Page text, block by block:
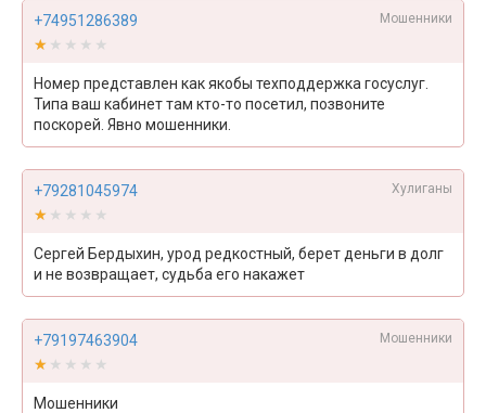
+74951286389 Мошенники
★★★★★
★★★★★
Номер представлен как якобы техподдержка госуслуг.
Типа ваш кабинет там кто-то посетил, позвоните
поскорей. Явно мошенники.
+79281045974 Хулиганы
★★★★★
★★★★★
Сергей Бердыхин, урод редкостный, берет деньги в долг
и не возвращает, судьба его накажет
+79197463904 Мошенники
★★★★★
★★★★★
Мошенники